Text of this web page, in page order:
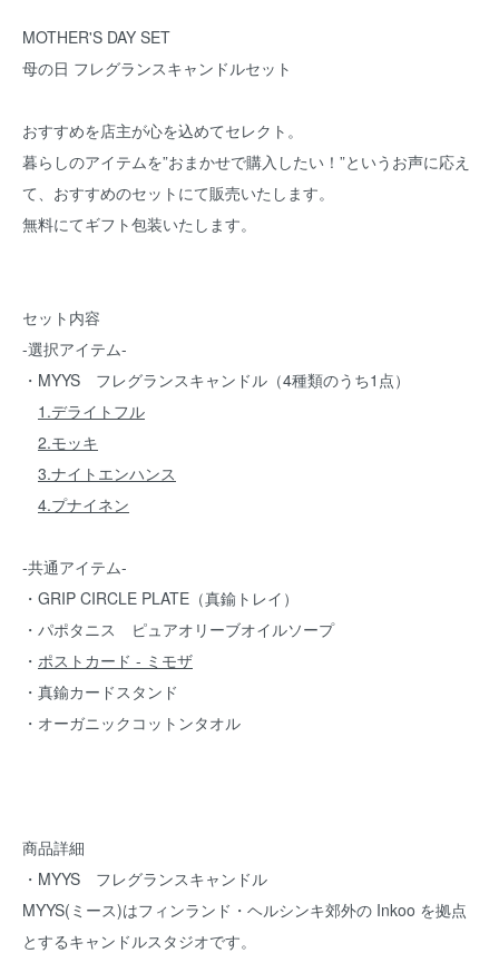
MOTHER'S DAY SET
母の日 フレグランスキャンドルセット
おすすめを店主が心を込めてセレクト。
暮らしのアイテムを”おまかせで購入したい！”というお声に応え
て、おすすめのセットにて販売いたします。
無料にてギフト包装いたします。
セット内容
-選択アイテム-
・MYYS フレグランスキャンドル（4種類のうち1点）
1.デライトフル
2.モッキ
3.ナイトエンハンス
4.プナイネン
-共通アイテム-
・GRIP CIRCLE PLATE（真鍮トレイ）
・パポタニス ピュアオリーブオイルソープ
・ ポストカード - ミモザ
・真鍮カードスタンド
・オーガニックコットンタオル
商品詳細
・MYYS フレグランスキャンドル
MYYS(ミース)はフィンランド・ヘルシンキ郊外の Inkoo を拠点
とするキャンドルスタジオです。